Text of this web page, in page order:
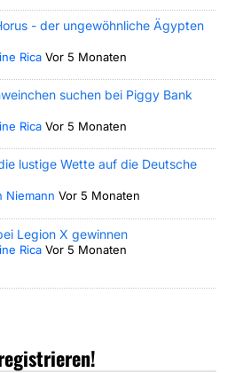
- der ungewöhnliche Ägypten
Rica Vor 5 Monaten
suchen bei Piggy Bank
Rica Vor 5 Monaten
lustige Wette auf die Deutsche
Niemann Vor 5 Monaten
Legion X gewinnen
Rica Vor 5 Monaten